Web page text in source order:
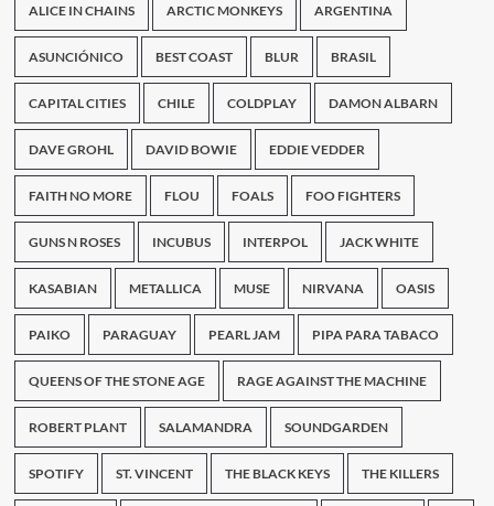
documental
sobre
Shannon
Hoon
ALICE IN CHAINS ARCTIC MONKEYS ARGENTINA
ASUNCIÓNICO BEST COAST BLUR BRASIL
CAPITAL CITIES CHILE COLDPLAY DAMON ALBARN
DAVE GROHL DAVID BOWIE EDDIE VEDDER
FAITH NO MORE FLOU FOALS FOO FIGHTERS
GUNS N ROSES INCUBUS INTERPOL JACK WHITE
KASABIAN METALLICA MUSE NIRVANA OASIS
PAIKO PARAGUAY PEARL JAM PIPA PARA TABACO
QUEENS OF THE STONE AGE RAGE AGAINST THE MACHINE
ROBERT PLANT SALAMANDRA SOUNDGARDEN
SPOTIFY ST. VINCENT THE BLACK KEYS THE KILLERS